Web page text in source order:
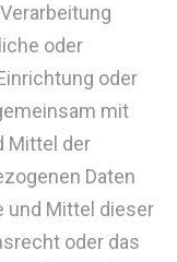
oder
oder
mit
Mittel der
Daten
und Mittel dieser
oder das